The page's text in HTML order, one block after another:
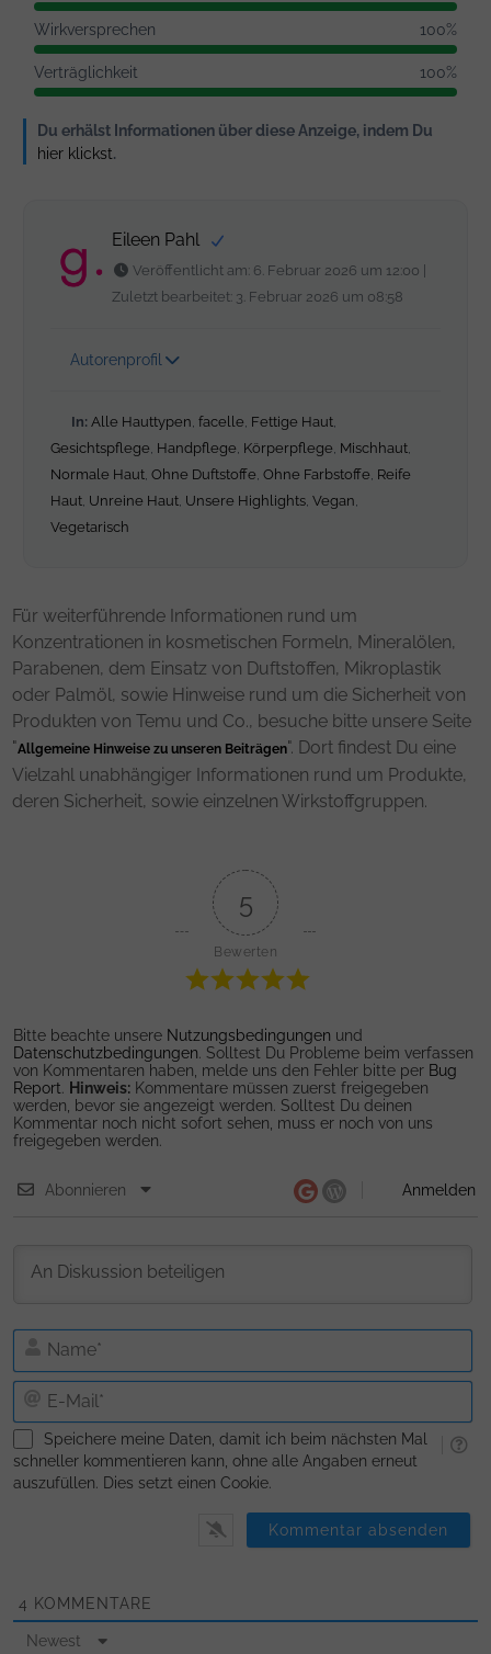
Wirkversprechen 100%
Verträglichkeit 100%
Du erhälst Informationen über diese Anzeige, indem Du
hier klickst.
Eileen Pahl
Veröffentlicht am: 6. Februar 2026 um 12:00 |
Zuletzt bearbeitet: 3. Februar 2026 um 08:58
Autorenprofil
In: Alle Hauttypen,facelle, Fettige Haut,
Gesichtspflege, Handpflege, Körperpflege, Mischhaut,
Normale Haut,Ohne Duftstoffe,Ohne Farbstoffe, Reife
Haut, Unreine Haut, Unsere Highlights,Vegan,
Vegetarisch
Für weiterführende Informationen rund um
Konzentrationen in kosmetischen Formeln, Mineralölen,
Parabenen, dem Einsatz von Duftstoffen, Mikroplastik
oder Palmöl, sowie Hinweise rund um die Sicherheit von
Produkten von Temu und Co., besuche bitte unsere Seite
"Allgemeine Hinweise zu unseren Beiträgen". Dort findest Du eine
Vielzahl unabhängiger Informationen rund um Produkte,
deren Sicherheit, sowie einzelnen Wirkstoffgruppen.
5
Bewerten
Bitte beachte unsere Nutzungsbedingungen und
Datenschutzbedingungen. Solltest Du Probleme beim verfassen
von Kommentaren haben, melde uns den Fehler bitte per Bug
Report. Hinweis: Kommentare müssen zuerst freigegeben
werden, bevor sie angezeigt werden. Solltest Du deinen
Kommentar noch nicht sofort sehen, muss er noch von uns
freigegeben werden.
Abonnieren Anmelden
E-
Speichere meine Daten, damit ich beim nächsten Mal
schneller kommentieren kann, ohne alle Angaben erneut
auszufüllen. Dies setzt einen Cookie.
4 KOMMENTARE
Newest